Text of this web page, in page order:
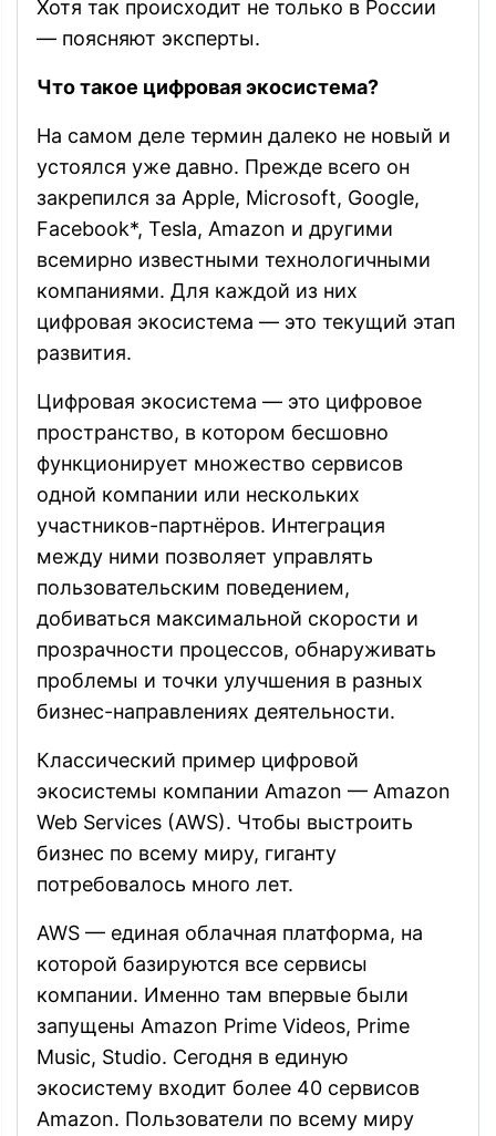
Хотя так происходит не только в России
— поясняют эксперты.
Что такое цифровая экосистема?
На самом деле термин далеко не новый и
устоялся уже давно. Прежде всего он
закрепился за Apple, Microsoft, Google,
Facebook*, Tesla, Amazon и другими
всемирно известными технологичными
компаниями. Для каждой из них
цифровая экосистема — это текущий этап
развития.
Цифровая экосистема — это цифровое
пространство, в котором бесшовно
функционирует множество сервисов
одной компании или нескольких
участников-партнёров. Интеграция
между ними позволяет управлять
пользовательским поведением,
добиваться максимальной скорости и
прозрачности процессов, обнаруживать
проблемы и точки улучшения в разных
бизнес-направлениях деятельности.
Классический пример цифровой
экосистемы компании Amazon — Amazon
Web Services (AWS). Чтобы выстроить
бизнес по всему миру, гиганту
потребовалось много лет.
AWS — единая облачная платформа, на
которой базируются все сервисы
компании. Именно там впервые были
запущены Amazon Prime Videos, Prime
Music, Studio. Сегодня в единую
экосистему входит более 40 сервисов
Amazon. Пользователи по всему миру